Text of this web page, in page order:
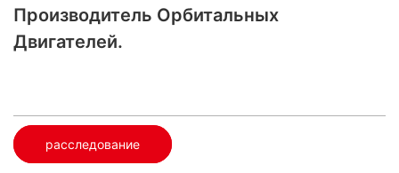
Производитель Орбитальных
Двигателей.
расследование